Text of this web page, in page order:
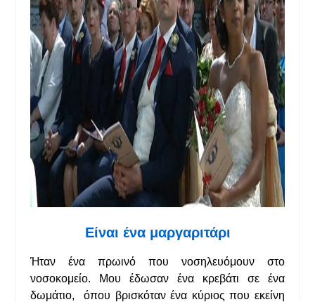
Είναι ένα μαργαριτάρι
Ήταν ένα πρωινό που νοσηλευόμουν στο
νοσοκομείο. Μου έδωσαν ένα κρεβάτι σε ένα
δωμάτιο, όπου βρισκόταν ένα κύριος που εκείνη